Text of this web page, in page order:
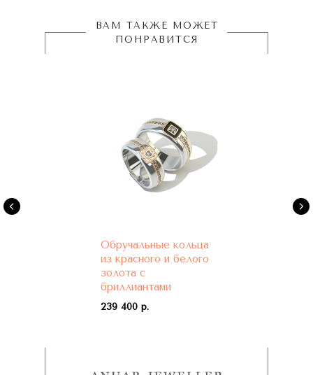
ВАМ ТАКЖЕ МОЖЕТ
ПОНРАВИТСЯ
Обручальные кольца
из красного и белого
золота с
бриллиантами
239 400 р.